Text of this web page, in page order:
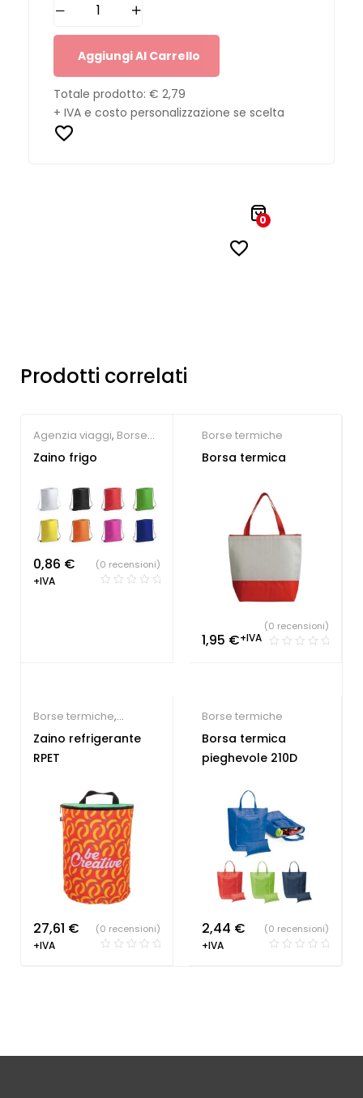
Aggiungi Al Carrello
Totale prodotto: € 2,79
+ IVA e costo personalizzazione se scelta
0
Prodotti correlati
Agenzia viaggi, Borse
termiche,Sacche
Zaino frigo
0,86 €
+IVA
(0 recensioni)
Borse termiche
Borsa termica
1,95 €+IVA
(0 recensioni)
Borse termiche,
Campeggio,Gadget
Estate
Zaino refrigerante
RPET
27,61 €
+IVA
(0 recensioni)
Borse termiche
Borsa termica
pieghevole 210D
2,44 €
+IVA
(0 recensioni)